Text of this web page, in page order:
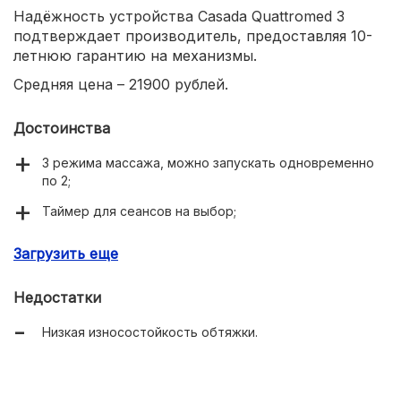
Надёжность устройства Casada Quattromed 3
подтверждает производитель, предоставляя 10-
летнюю гарантию на механизмы.
Средняя цена – 21900 рублей.
Достоинства
3 режима массажа, можно запускать одновременно
по 2;
Таймер для сеансов на выбор;
помещении (есть 2 сетевых кабеля с разными
Функция интегрированного подогрева массажных
головок;
Загрузить еще
Недостатки
Низкая износостойкость обтяжки.